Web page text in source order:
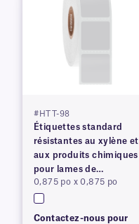
#HTT-98
Étiquettes standard
résistantes au xylène et
aux produits chimiques
pour lames de
microscope
0,875 po x 0,875 po
Contactez-nous pour